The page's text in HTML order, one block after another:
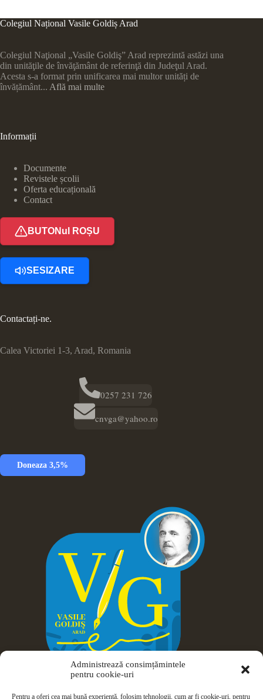
Administrează consimțămintele
pentru cookie-uri
Pentru a oferi cea mai bună experiență, folosim tehnologii, cum ar fi cookie-uri, pentru
Colegiul Național Vasile Goldiș Arad
Colegiul Naţional „Vasile Goldiş” Arad reprezintă astăzi una
din unităţile de învăţământ de referinţă din Judeţul Arad.
Acesta s-a format prin unificarea mai multor unități de
învățământ... Află mai multe
Informații
Documente
Revistele școlii
Oferta educațională
Contact
BUTONul ROȘU
SESIZARE
Contactați-ne.
Calea Victoriei 1-3, Arad, Romania
0257 231 726
cnvga@yahoo.ro
Doneaza 3,5%